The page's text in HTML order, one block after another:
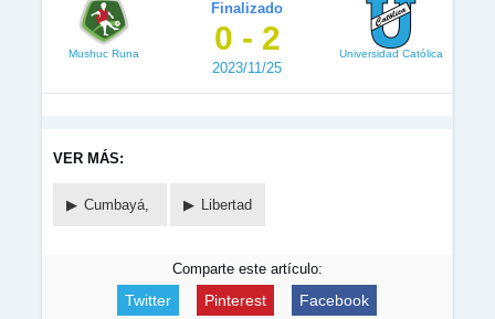
Mushuc Runa
Finalizado
0 - 2
2023/11/25
Universidad Católica
VER MÁS:
Cumbayá, Libertad
Comparte este artículo:
Twitter Pinterest Facebook